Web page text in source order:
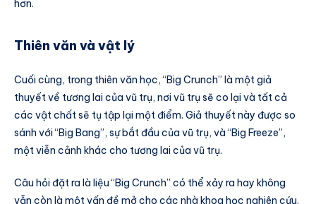
hơn.
Thiên văn và vật lý
Cuối cùng, trong thiên văn học, “Big Crunch” là một giả
thuyết về tương lai của vũ trụ, nơi vũ trụ sẽ co lại và tất cả
các vật chất sẽ tụ tập lại một điểm. Giả thuyết này được so
sánh với “Big Bang”, sự bắt đầu của vũ trụ, và “Big Freeze”,
một viễn cảnh khác cho tương lai của vũ trụ.
Câu hỏi đặt ra là liệu “Big Crunch” có thể xảy ra hay không
vẫn còn là một vấn đề mở cho các nhà khoa học nghiên cứu.